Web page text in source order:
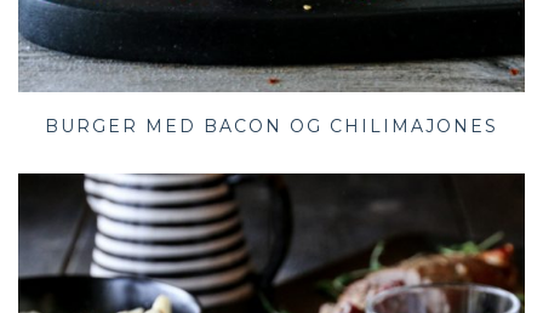
BURGER MED BACON OG CHILIMAJONES